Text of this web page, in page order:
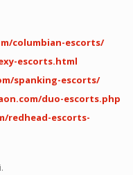
columbian-escorts/
escorts.html
spanking-escorts/
duo-escorts.php
redhead-escorts-